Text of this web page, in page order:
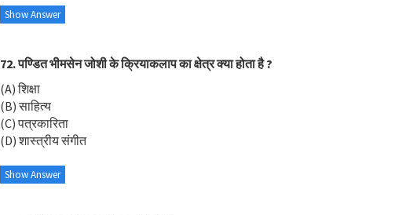
Show Answer
72. पण्डित भीमसेन जोशी के क्रियाकलाप का क्षेत्र क्या होता है ?
(A) शिक्षा
(B) साहित्य
(C) पत्रकारिता
(D) शास्त्रीय संगीत
Show Answer